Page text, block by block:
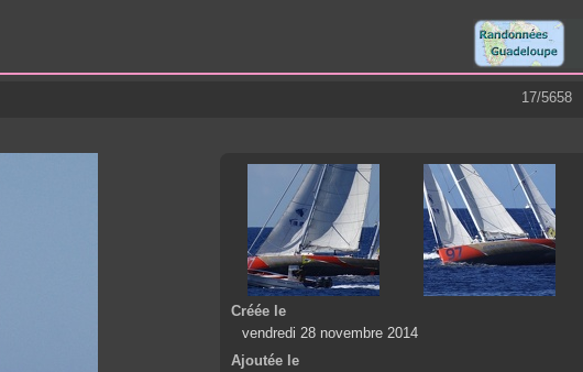
17/5658
Créée le
vendredi 28 novembre 2014
Ajoutée le